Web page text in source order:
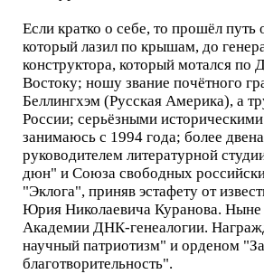
Если кратко о себе, то прошёл путь
который лазил по крышам, до
конструктора, который мотался по
Востоку; ношу звание почётного
Беллингхэм (Русская Америка), а
России; серьёзными
занимаюсь с 1994 года; более
руководителем литературной
дюн" и Союза свободных
"Эклога", приняв эстафету от
Юрия Николаевича Куранова. Ныне
Академии ДНК-генеалогии.
научный патриотизм" и орденом "За
благотворительность".